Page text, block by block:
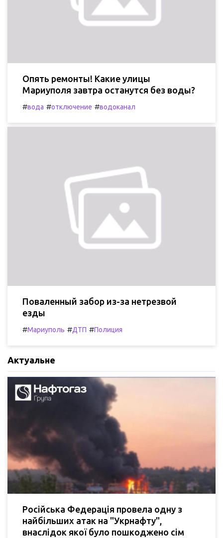
Опять ремонты! Какие улицы
Мариуполя завтра останутся без воды?
#вода #отключение #водоканал
Поваленный забор из-за нетрезвой
езды
#Мариуполь #ДТП #Полиция
Актуальне
Російська Федерація провела одну з
найбільших атак на "Укрнафту",
внаслідок якої було пошкоджено сім